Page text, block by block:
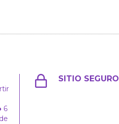
6
SITIO SEGURO